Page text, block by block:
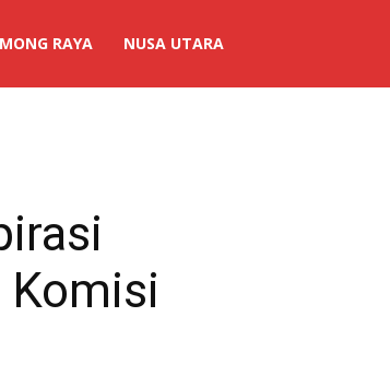
RAYA NUSA UTARA
Komisi